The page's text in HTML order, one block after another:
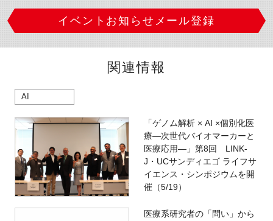
イベントお知らせメール登録
関連情報
AI
「ゲノム解析 × AI ×個別化医
療―次世代バイオマーカーと
医療応用―」第8回 LINK-
J・UCサンディエゴ ライフサ
イエンス・シンポジウムを開
催（5/19）
医療系研究者の「問い」から